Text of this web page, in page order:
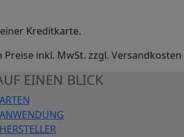
Kreditkarte.
inkl. MwSt. zzgl. Versandkosten
EINEN BLICK